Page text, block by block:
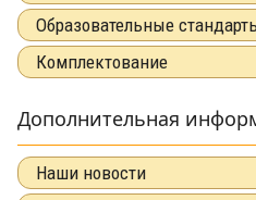
Образовательные
Комплектование
Дополнительная
Наши новости